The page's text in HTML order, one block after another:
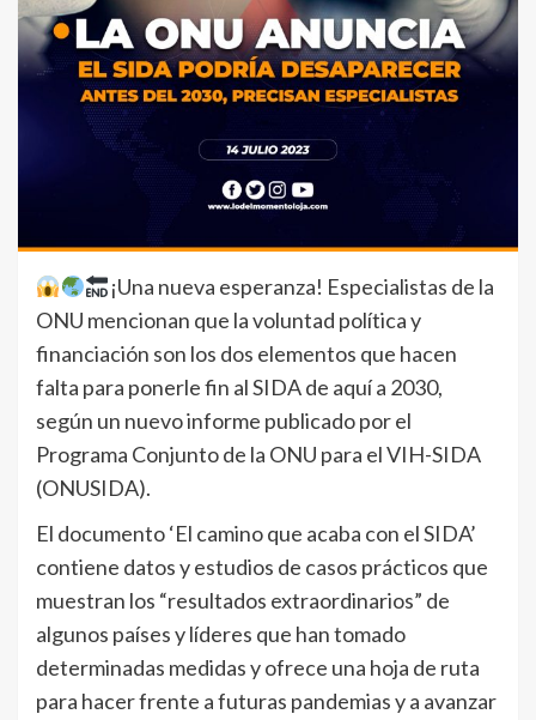
¡Una nueva esperanza! Especialistas de la
ONU mencionan que la voluntad política y
financiación son los dos elementos que hacen
falta para ponerle fin al SIDA de aquí a 2030,
según un nuevo informe publicado por el
Programa Conjunto de la ONU para el VIH-SIDA
(ONUSIDA).
El documento ‘El camino que acaba con el SIDA’
contiene datos y estudios de casos prácticos que
muestran los “resultados extraordinarios” de
algunos países y líderes que han tomado
determinadas medidas y ofrece una hoja de ruta
para hacer frente a futuras pandemias y a avanzar